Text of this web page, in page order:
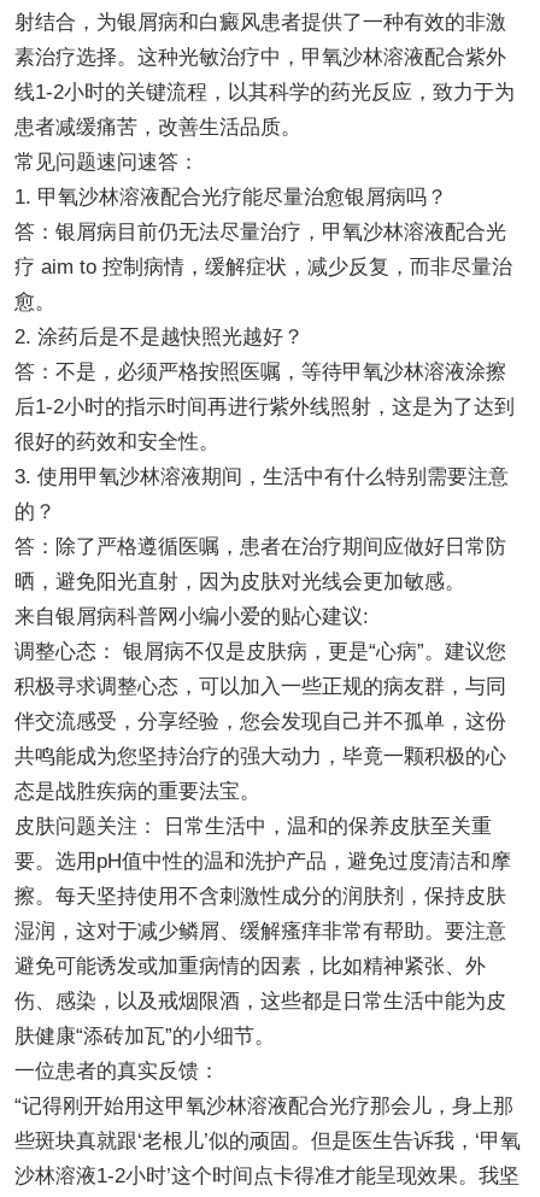
射结合，为银屑病和白癜风患者提供了一种有效的非激
素治疗选择。这种光敏治疗中，甲氧沙林溶液配合紫外
线1-2小时的关键流程，以其科学的药光反应，致力于为
患者减缓痛苦，改善生活品质。
常见问题速问速答：
1. 甲氧沙林溶液配合光疗能尽量治愈银屑病吗？
答：银屑病目前仍无法尽量治疗，甲氧沙林溶液配合光
疗 aim to 控制病情，缓解症状，减少反复，而非尽量治
愈。
2. 涂药后是不是越快照光越好？
答：不是，必须严格按照医嘱，等待甲氧沙林溶液涂擦
后1-2小时的指示时间再进行紫外线照射，这是为了达到
很好的药效和安全性。
3. 使用甲氧沙林溶液期间，生活中有什么特别需要注意
的？
答：除了严格遵循医嘱，患者在治疗期间应做好日常防
晒，避免阳光直射，因为皮肤对光线会更加敏感。
来自银屑病科普网小编小爱的贴心建议:
调整心态： 银屑病不仅是皮肤病，更是“心病”。建议您
积极寻求调整心态，可以加入一些正规的病友群，与同
伴交流感受，分享经验，您会发现自己并不孤单，这份
共鸣能成为您坚持治疗的强大动力，毕竟一颗积极的心
态是战胜疾病的重要法宝。
皮肤问题关注： 日常生活中，温和的保养皮肤至关重
要。选用pH值中性的温和洗护产品，避免过度清洁和摩
擦。每天坚持使用不含刺激性成分的润肤剂，保持皮肤
湿润，这对于减少鳞屑、缓解瘙痒非常有帮助。要注意
避免可能诱发或加重病情的因素，比如精神紧张、外
伤、感染，以及戒烟限酒，这些都是日常生活中能为皮
肤健康“添砖加瓦”的小细节。
一位患者的真实反馈：
“记得刚开始用这甲氧沙林溶液配合光疗那会儿，身上那
些斑块真就跟‘老根儿’似的顽固。但是医生告诉我，‘甲氧
沙林溶液1-2小时’这个时间点卡得准才能呈现效果。我坚